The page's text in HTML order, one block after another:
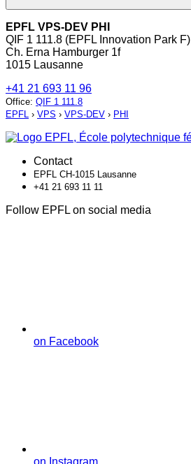
EPFL VPS-DEV PHI
QIF 1 111.8 (EPFL Innovation Park F)
Ch. Erna Hamburger 1f
1015 Lausanne
+41 21 693 11 96
Office: QIF 1 111.8
EPFL › VPS › VPS-DEV › PHI
Contact
EPFL CH-1015 Lausanne
+41 21 693 11 11
Follow EPFL on social media
on Facebook